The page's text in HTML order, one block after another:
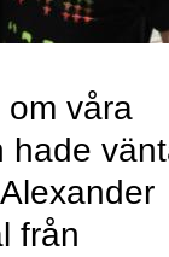
om våra
hade
från